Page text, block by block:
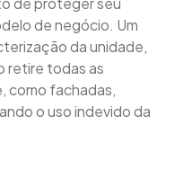
de negócio. Um
da unidade,
retire todas as
como fachadas,
o uso indevido da